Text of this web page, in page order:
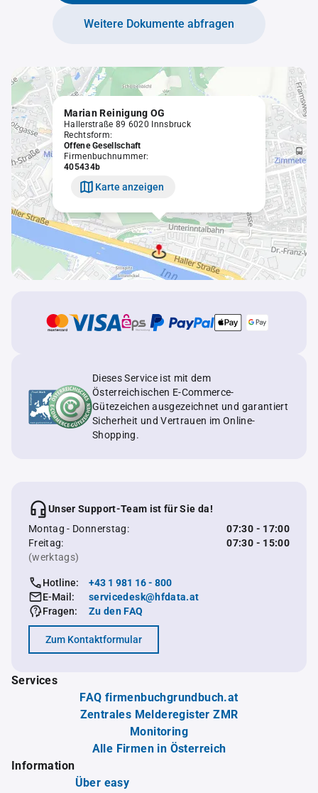
Weitere Dokumente abfragen
Marian Reinigung OG
Hallerstraße 89 6020 Innsbruck
Rechtsform:
Offene Gesellschaft
Firmenbuchnummer:
405434b
Karte anzeigen
Dieses Service ist mit dem
Österreichischen E-Commerce-
Gütezeichen ausgezeichnet und garantiert
Sicherheit und Vertrauen im Online-
Shopping.
Unser Support-Team ist für Sie da!
Montag - Donnerstag:
07:30 - 17:00
Freitag:
07:30 - 15:00
(werktags)
Hotline:
+43 1 981 16 - 800
E-Mail:
servicedesk@hfdata.at
Fragen:
Zu den FAQ
Zum Kontaktformular
Services
FAQ firmenbuchgrundbuch.at
Zentrales Melderegister ZMR
Monitoring
Alle Firmen in Österreich
Information
Über easy